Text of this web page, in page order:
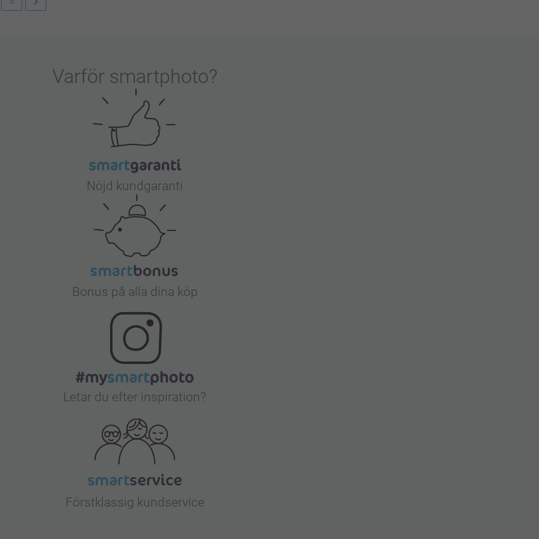
Varför smartphoto?
Nöjd kundgaranti
Bonus på alla dina köp
Letar du efter inspiration?
Förstklassig kundservice